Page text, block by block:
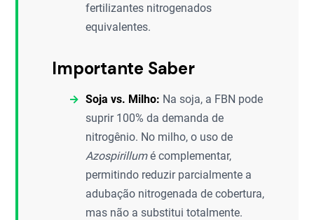
fertilizantes nitrogenados
equivalentes.
Importante Saber
Soja vs. Milho: Na soja, a FBN pode
suprir 100% da demanda de
nitrogênio. No milho, o uso de
Azospirillumé complementar,
permitindo reduzir parcialmente a
adubação nitrogenada de cobertura,
mas não a substitui totalmente.